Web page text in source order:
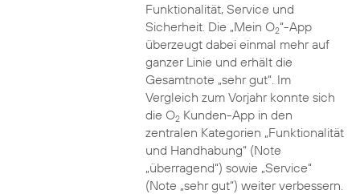
Funktionalität, Service und
Sicherheit. Die „Mein O2“-App
überzeugt dabei einmal mehr auf
ganzer Linie und erhält die
Gesamtnote „sehr gut“. Im
Vergleich zum Vorjahr konnte sich
die O2Kunden-App in den
zentralen Kategorien „Funktionalität
und Handhabung“ (Note
„überragend“) sowie „Service“
(Note „sehr gut“) weiter verbessern.